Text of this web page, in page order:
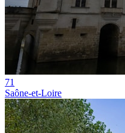
71
Saône-et-Loire